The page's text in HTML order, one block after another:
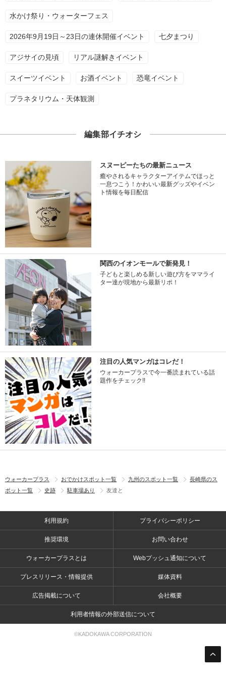
水かけ祭り・ウォーターフェス
2026年9月19日～23日の連休開催イベント 七夕まつり
アジサイの見頃 リアル謎解きイベント
スイーツイベント お酒イベント 恐竜イベント
プラネタリウム・天体観測
編集部イチオシ
スヌーピーたちの最新ニュース
癒やされるキャラクターアイテムでほっと
一息つこう！かわいい最新グッズやイベン
ト情報を毎日配信
関西のイオンモールで新発見！
子どもと楽しめる新しい遊び方をママライ
ター達が現地から最新リポ！
注目の人気マンガはコレだ！
ウォーカープラスで今一番読まれている話
題作をチェック!!
ウォーカープラス おでかけスポット一覧 九州のスポット一覧
長崎県のス
ポット一覧
史跡 駐車場あり 友達と
利用規約 プライバシーポリシー
推奨環境 お問い合わせ
ウォーカープラスとは Webプッシュ通知について
プレスリリース・情報提供 媒体資料
広告掲載について 会社概要
利用者情報の外部送信について
©KADOKAWA CORPORATION